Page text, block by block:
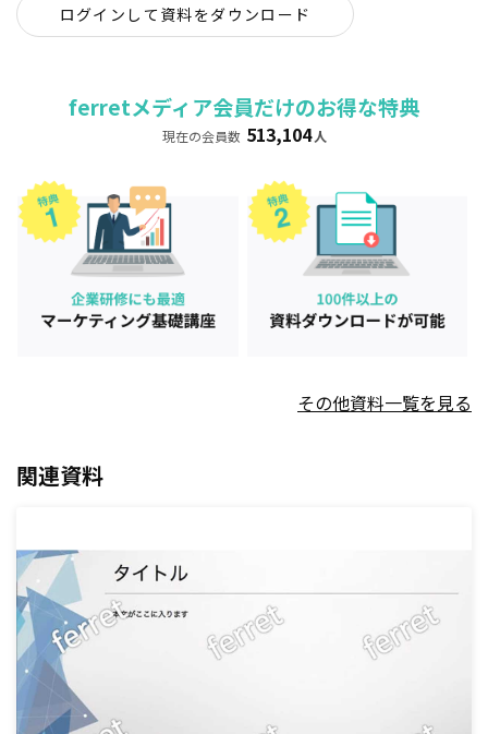
ログインして資料をダウンロード
ferretメディア会員だけのお得な特典
現在の会員数 513,104 人
その他資料一覧を見る
関連資料